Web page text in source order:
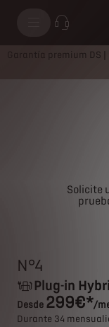
Garantía premium DS
Solicite
N°4
Plug-in
Desde 299€*/
Durante 34